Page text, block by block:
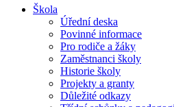
Škola
Úřední deska
Povinné informace
Pro rodiče a žáky
Zaměstnanci školy
Historie školy
Projekty a granty
Důležité odkazy